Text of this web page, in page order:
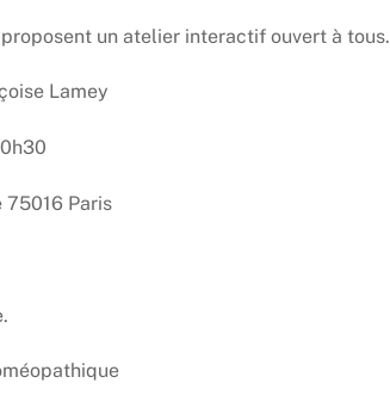
un atelier interactif ouvert à tous.
Lamey
75016 Paris